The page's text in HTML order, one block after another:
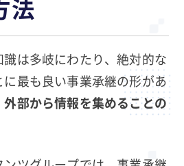
法
は多岐にわたり、絶対的な
最も良い事業承継の形があ
外部から情報を集めることの